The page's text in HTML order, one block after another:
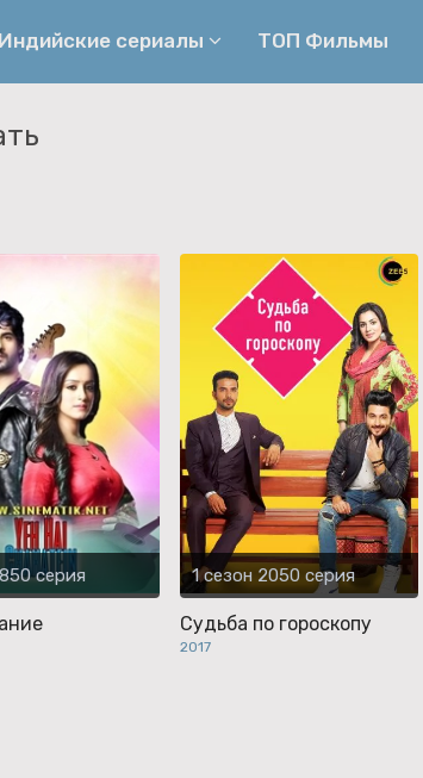
Индийские сериалы
Семейные
Мелодрамы
Фильмы
ТОП Фильмы
серия 1 сезон 2050 серия
Судьба по гороскопу
2017